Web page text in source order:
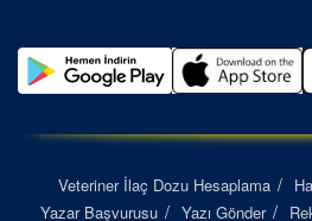
Veteriner İlaç Dozu Hesaplama
Yazar Başvurusu
Yazı Gönder